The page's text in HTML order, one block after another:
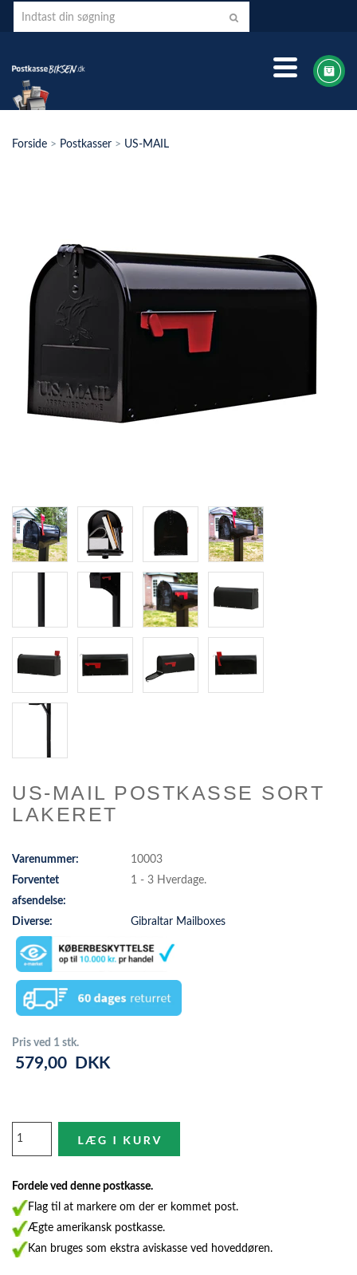
Forside > Postkasser > US-MAIL
US-MAIL POSTKASSE SORT
LAKERET
Varenummer:
10003
Forventet
afsendelse:
1 - 3 Hverdage.
Diverse: Gibraltar Mailboxes
Pris ved 1 stk.
579,00 DKK
Fordele ved denne postkasse.
Flag til at markere om der er kommet post.
Ægte amerikansk postkasse.
Kan bruges som ekstra aviskasse ved hoveddøren.